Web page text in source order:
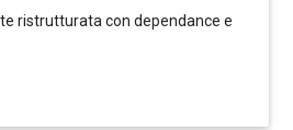
ristrutturata con dependance e